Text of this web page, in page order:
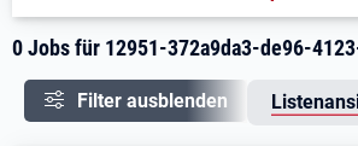
0 Jobs für 12951-372a9da3-de96-
Filter ausblenden